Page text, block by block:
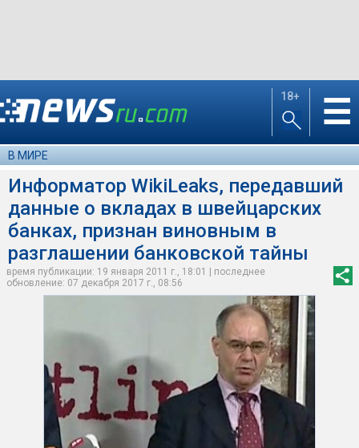
18+ ☰
В МИРЕ
Информатор WikiLeaks, передавший
данные о вкладах в швейцарских
банках, признан виновным в
разглашении банковской тайны
время публикации: 19 января 2011 г., 18:01 | последнее
обновление: 07 декабря 2017 г., 08:56